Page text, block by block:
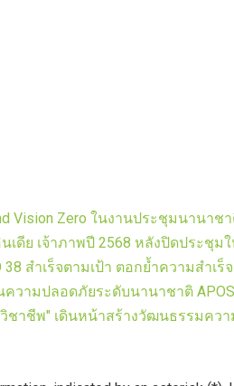
Zero ในงานประชุมนานาชา
นเดีย เจ้าภาพปี 2568 หลังปิดประชุ
38 สำเร็จตามเป้า ตอกย้ำความส
ความปลอดภัยระดับนานาชาติ
วิชาชีพ" เดินหน้าสร้างวัฒนธรรมค